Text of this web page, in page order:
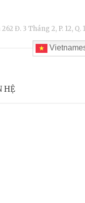
Đ. 3 Tháng 2, P. 12, Q.
HỆ